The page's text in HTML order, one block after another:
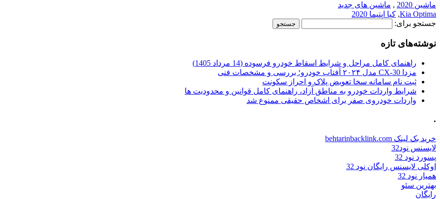
ماشین 2020 , ماشین های جدید
Kia Optima
, کیا اپتیما 2020
جستجو برای:
نوشته‌های تازه
راهنمای کامل مراحل و شرایط اسقاط خودرو فرسوده (14 مرداد 1405)
مزدا CX-30 مدل ۲۰۲۴ آفتاب خودرو؛ بررسی و مشخصات فنی
ثبت نام سامانه سخا تعویض پلاک و احراز سکونت
شرایط واردات خودرو به مناطق آزاد، راهنمای کامل قوانین و محدودیت ها
واردات خودروی صفر برای اشخاص حقیقی ممنوع شد
.
خرید بک لینک behtarinbacklink.com
لایسنس نود32
پسورد نود 32
اوکلی لایسنس رایگان نود 32
همیار نود 32
بهترین سئو
رایگان